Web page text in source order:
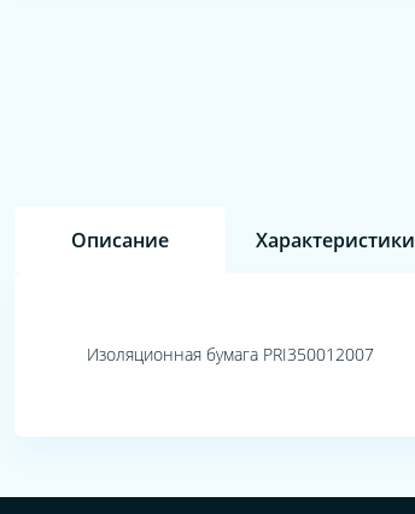
Описание Характеристики
Изоляционная бумага PRI350012007